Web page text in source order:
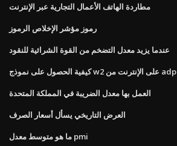
مطاردة الهاتف الأعمال التجارية عبر الإنترنت
رموز مؤشر الإخلاص الرموز
عندما يزيد معدل التضخم من القوة الشرائية للنقود
كيفية الحصول على نموذج w2 على الإنترنت من adp
العمل بها معدل الضريبة في المملكة المتحدة
العرض التاريخي يسأل أسعار الصرف
ما هو متوسط ​​معدل pmi